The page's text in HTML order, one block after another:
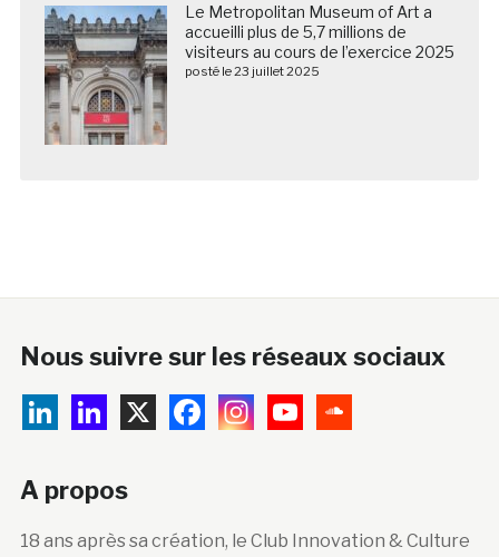
Le Metropolitan Museum of Art a
accueilli plus de 5,7 millions de
visiteurs au cours de l’exercice 2025
posté le 23 juillet 2025
Nous suivre sur les réseaux sociaux
A propos
18 ans après sa création, le Club Innovation & Culture